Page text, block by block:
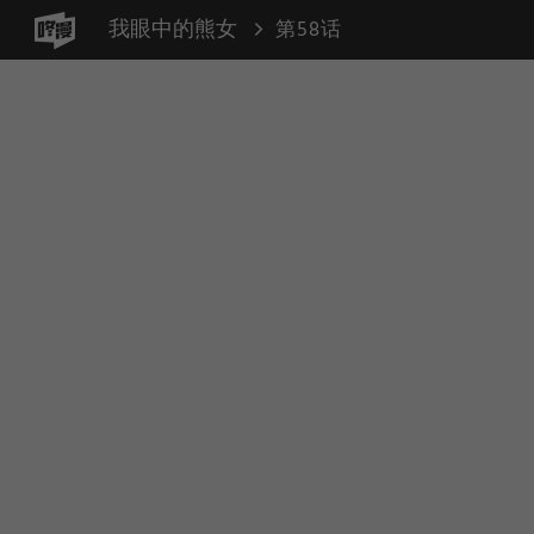
我眼中的熊女 第58话